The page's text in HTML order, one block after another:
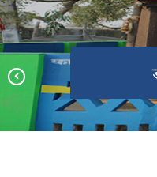
श्री